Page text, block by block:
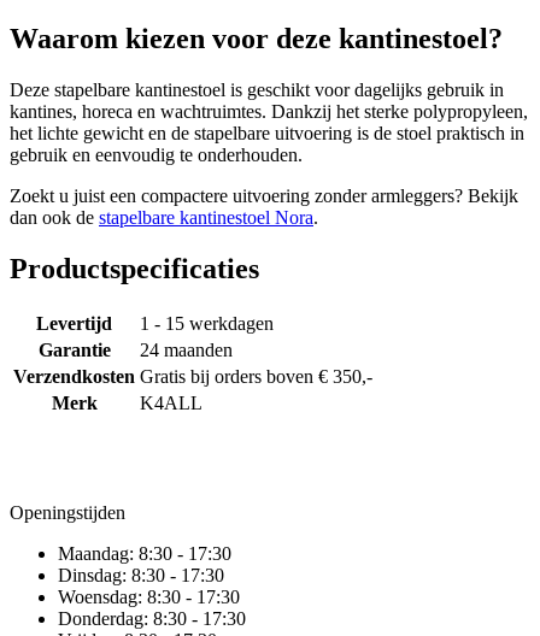
Waarom kiezen voor deze kantinestoel?
Deze stapelbare kantinestoel is geschikt voor dagelijks gebruik in
kantines, horeca en wachtruimtes. Dankzij het sterke polypropyleen,
het lichte gewicht en de stapelbare uitvoering is de stoel praktisch in
gebruik en eenvoudig te onderhouden.
Zoekt u juist een compactere uitvoering zonder armleggers? Bekijk
dan ook de stapelbare kantinestoel Nora.
Productspecificaties
Levertijd
1 - 15 werkdagen
Garantie
24 maanden
Verzendkosten Gratis bij orders boven € 350,-
Merk
K4ALL
Openingstijden
Maandag: 8:30 - 17:30
Dinsdag: 8:30 - 17:30
Woensdag: 8:30 - 17:30
Donderdag: 8:30 - 17:30